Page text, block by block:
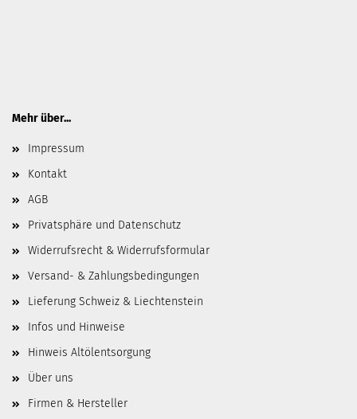
Mehr über...
Impressum
Kontakt
AGB
Privatsphäre und Datenschutz
Widerrufsrecht & Widerrufsformular
Versand- & Zahlungsbedingungen
Lieferung Schweiz & Liechtenstein
Infos und Hinweise
Hinweis Altölentsorgung
Über uns
Firmen & Hersteller